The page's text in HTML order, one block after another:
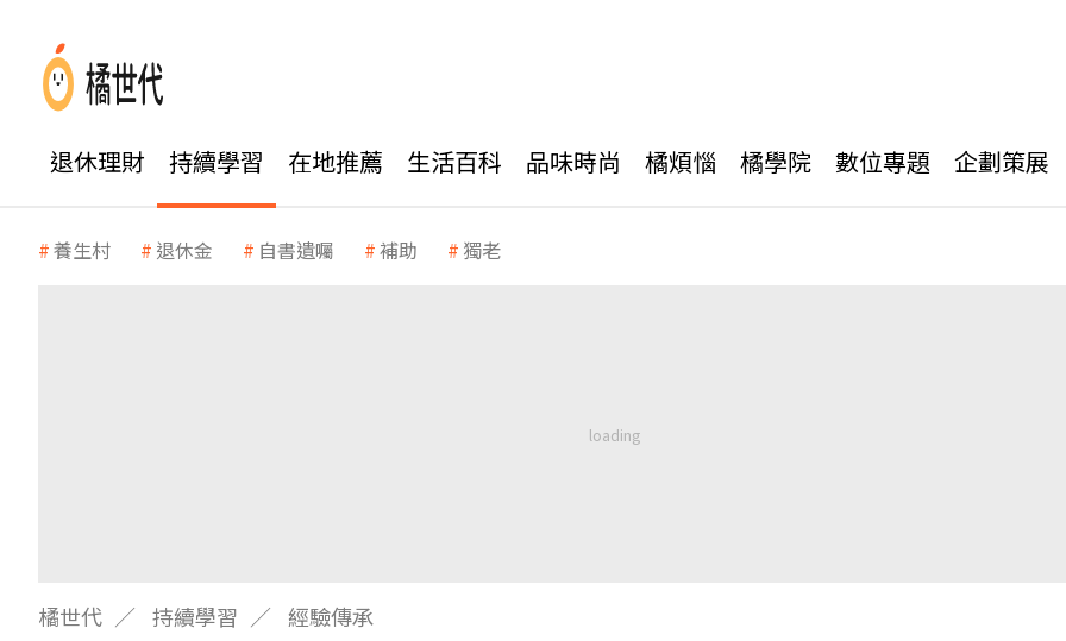
退休理財 持續學習 在地推薦 生活百科 品味時尚 橘煩惱 橘學院 數位專題 企劃策展
養生村 退休金 自書遺囑 補助 獨老
橘世代 持續學習 經驗傳承